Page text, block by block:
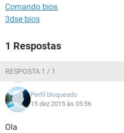
Comando bios
3dse bios
1 Respostas
RESPOSTA 1 / 1
Perfil bloqueado
15 dez 2015 às 05:56
Ola